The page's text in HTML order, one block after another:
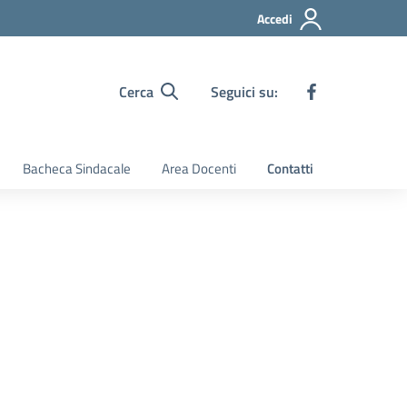
Accedi
Cerca Seguici su:
Bacheca Sindacale Area Docenti Contatti